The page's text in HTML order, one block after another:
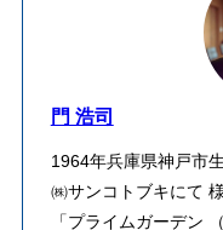
門 浩司
1964年兵庫県神戸市
㈱サンコトブキにて
「プライムガーデン